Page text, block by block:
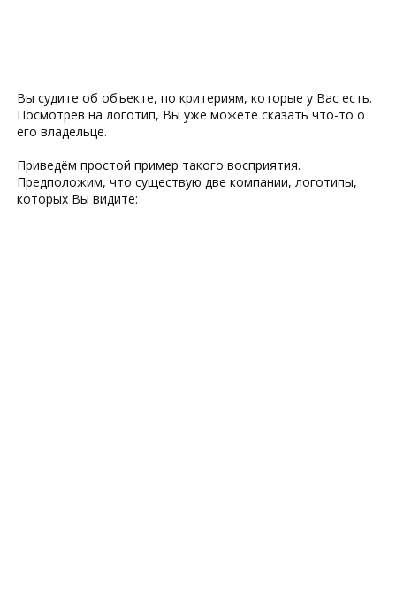
Вы судите об объекте, по критериям, которые у Вас есть.
Посмотрев на логотип, Вы уже можете сказать что-то о
его владельце.
Приведём простой пример такого восприятия.
Предположим, что существую две компании, логотипы,
которых Вы видите: